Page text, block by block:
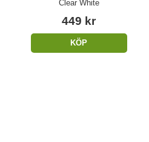
Clear White
449 kr
KÖP